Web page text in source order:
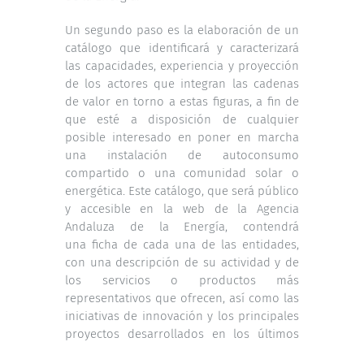
Un segundo paso es la elaboración de un
catálogo que identificará y caracterizará
las capacidades, experiencia y proyección
de los actores que integran las cadenas
de valor en torno a estas figuras, a fin de
que esté a disposición de cualquier
posible interesado en poner en marcha
una instalación de autoconsumo
compartido o una comunidad solar o
energética. Este catálogo, que será público
y accesible en la web de la Agencia
Andaluza de la Energía, contendrá
una ficha de cada una de las entidades,
con una descripción de su actividad y de
los servicios o productos más
representativos que ofrecen, así como las
iniciativas de innovación y los principales
proyectos desarrollados en los últimos